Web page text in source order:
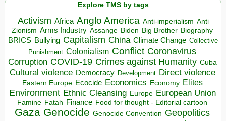
Explore TMS by tags
Activism Africa Anglo America Anti-imperialism Anti
Zionism Arms Industry Assange Biden Big Brother Biography
BRICS Bullying Capitalism China Climate Change Collective
Punishment Colonialism Conflict Coronavirus
Corruption COVID-19 Crimes against Humanity Cuba
Cultural violence Democracy Development Direct violence
Eastern Europe Ecocide Economics Economy Elites
Environment Ethnic Cleansing Europe European Union
Famine Fatah Finance Food for thought - Editorial cartoon
Gaza Genocide Genocide Convention Geopolitics